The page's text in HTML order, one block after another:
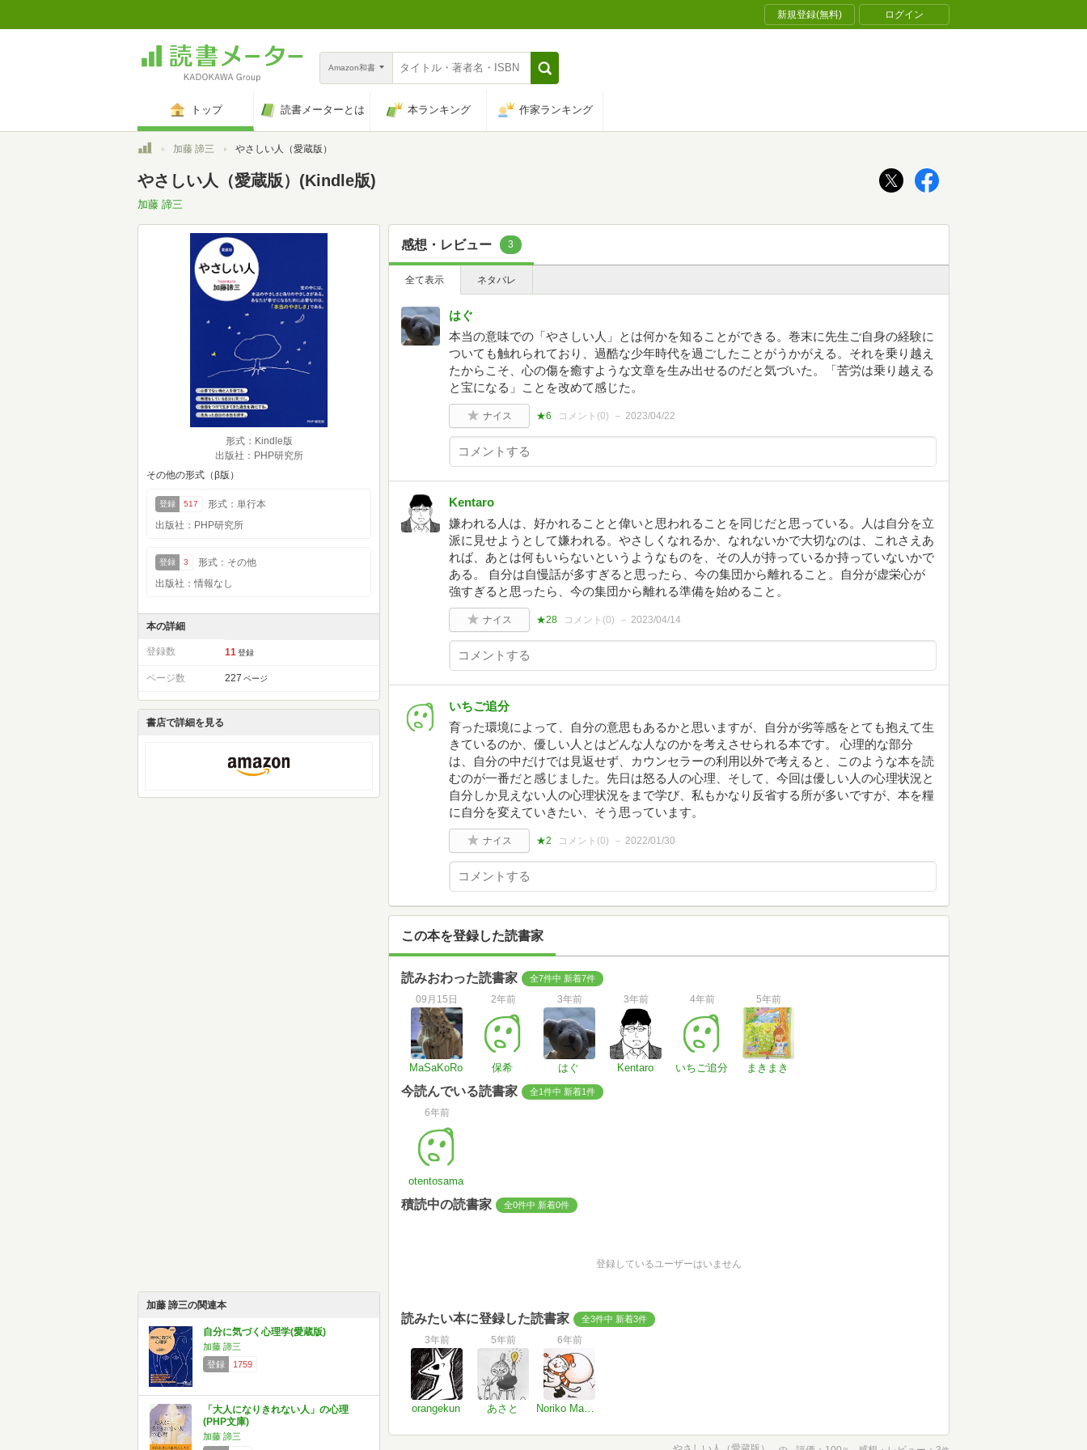
新規登録(無料) ログイン
Amazon和書
トップ 読書メーターとは 本ランキング 作家ランキング
トップ加藤 諦三 やさしい人（愛蔵版）
やさしい人（愛蔵版）(Kindle版)
加藤 諦三
形式：Kindle版
出版社：PHP研究所
その他の形式（β版）
登録 517
形式：単行本
出版社：PHP研究所
登録 3
形式：その他
出版社：情報なし
本の詳細
登録数 11 登録
ページ数 227 ページ
書店で詳細を見る
加藤 諦三の関連本
自分に気づく心理学(愛蔵版)
加藤 諦三
登録
1759
「大人になりきれない人」の心理
(PHP文庫)
加藤 諦三
感想・レビュー 3
全て表示 ネタバレ
はぐ
本当の意味での「やさしい人」とは何かを知ることができる。巻末に先生ご自身の経験に
ついても触れられており、過酷な少年時代を過ごしたことがうかがえる。それを乗り越え
たからこそ、心の傷を癒すような文章を生み出せるのだと気づいた。「苦労は乗り越える
と宝になる」ことを改めて感じた。
ナイス ★6 コメント(0) 2023/04/22
Kentaro
嫌われる人は、好かれることと偉いと思われることを同じだと思っている。人は自分を立
派に見せようとして嫌われる。やさしくなれるか、なれないかで大切なのは、これさえあ
れば、あとは何もいらないというようなものを、その人が持っているか持っていないかで
ある。 自分は自慢話が多すぎると思ったら、今の集団から離れること。自分が虚栄心が
強すぎると思ったら、今の集団から離れる準備を始めること。
ナイス ★28 コメント(0) 2023/04/14
いちご追分
育った環境によって、自分の意思もあるかと思いますが、自分が劣等感をとても抱えて生
きているのか、優しい人とはどんな人なのかを考えさせられる本です。 心理的な部分
は、自分の中だけでは見返せず、カウンセラーの利用以外で考えると、このような本を読
むのが一番だと感じました。先日は怒る人の心理、そして、今回は優しい人の心理状況と
自分しか見えない人の心理状況をまで学び、私もかなり反省する所が多いですが、本を糧
に自分を変えていきたい、そう思っています。
ナイス ★2 コメント(0) 2022/01/30
この本を登録した読書家
読みおわった読書家 全7件中 新着7件
09月15日
MaSaKoRo
2年前
保希
3年前
はぐ
3年前
Kentaro
4年前
いちご追分
5年前
まきまき
今読んでいる読書家 全1件中 新着1件
6年前
otentosama
積読中の読書家 全0件中 新着0件
登録しているユーザーはいません
読みたい本に登録した読書家 全3件中 新着3件
3年前
orangekun
5年前
あさと
6年前
Noriko Mamiya